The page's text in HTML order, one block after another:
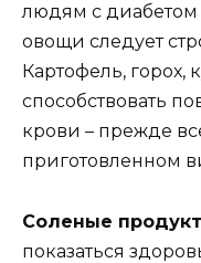
людям с диабетом
овощи следует
Картофель, горох,
способствовать
крови – прежде
приготовленном
Соленые
показаться